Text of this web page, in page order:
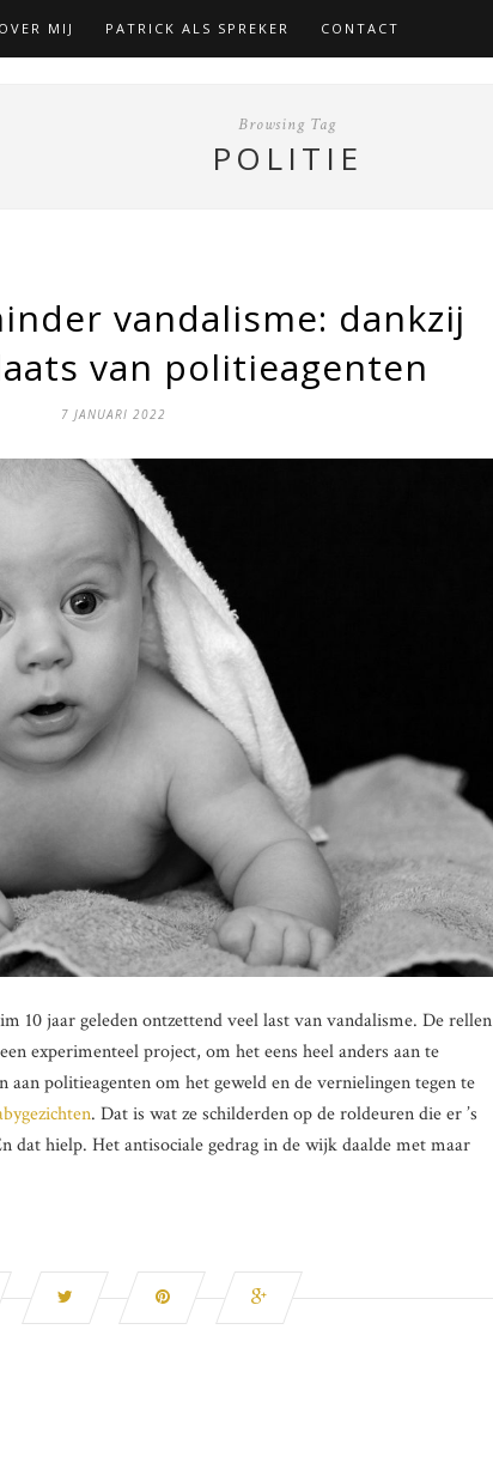
OVER MIJ PATRICK ALS SPREKER CONTACT
Browsing Tag
POLITIE
vandalisme: dankzij
van politieagenten
7 JANUARI 2022
10 jaar geleden ontzettend veel last van vandalisme. De rellen
experimenteel project, om het eens heel anders aan te
aan politieagenten om het geweld en de vernielingen tegen te
. Dat is wat ze schilderden op de roldeuren die er ’s
dat hielp. Het antisociale gedrag in de wijk daalde met maar